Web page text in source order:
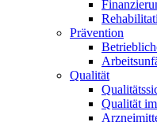
Prävention
Qualität
Qualität